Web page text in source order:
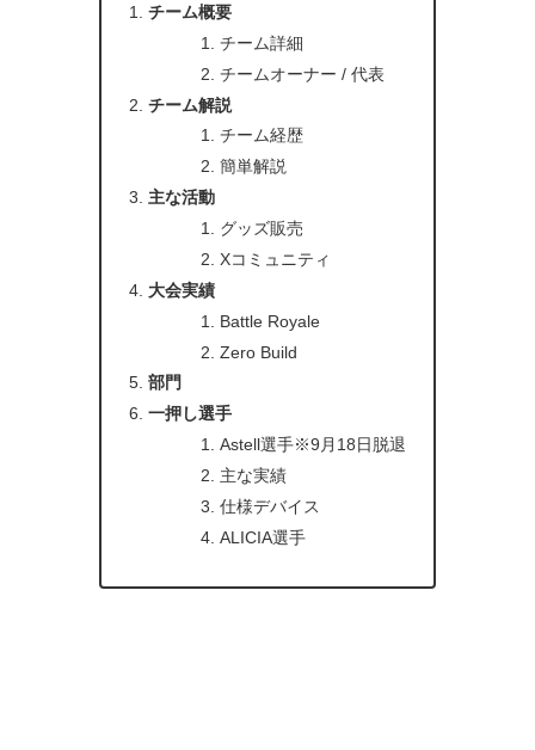
チーム概要
チーム詳細
チームオーナー / 代表
チーム解説
チーム経歴
簡単解説
主な活動
グッズ販売
Xコミュニティ
大会実績
Battle Royale
Zero Build
部門
一押し選手
Astell選手※9月18日脱退
主な実績
仕様デバイス
ALICIA選手